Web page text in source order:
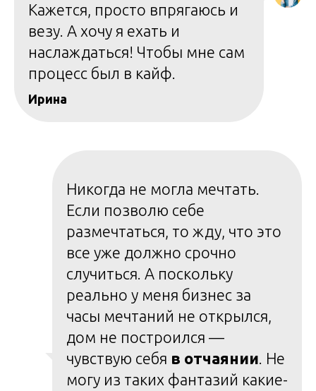
Кажется, просто впрягаюсь и
везу. А хочу я ехать и
наслаждаться! Чтобы мне сам
процесс был в кайф.
Ирина
Никогда не могла мечтать.
Если позволю себе
размечтаться, то жду, что это
все уже должно срочно
случиться. А поскольку
реально у меня бизнес за
часы мечтаний не открылся,
дом не построился —
чувствую себя в отчаянии. Не
могу из таких фантазий какие-